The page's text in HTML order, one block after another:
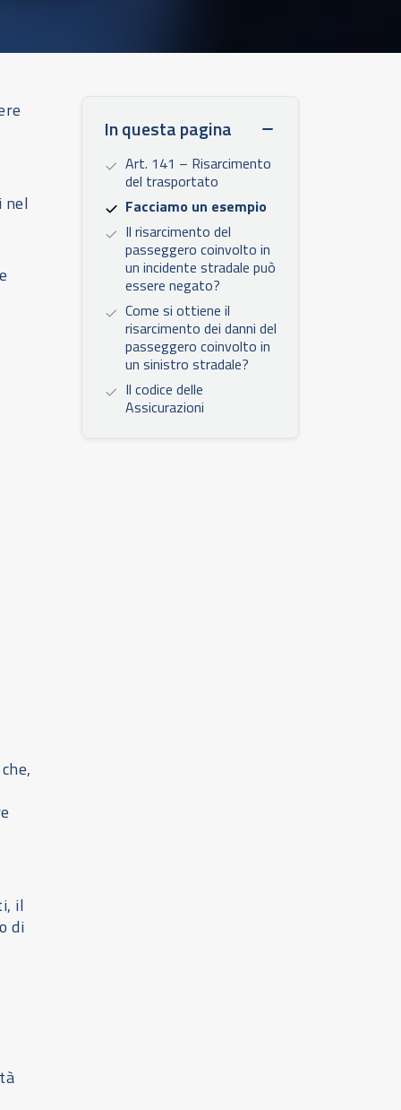
nel
il
di
In questa pagina
Art. 141 – Risarcimento
del trasportato
Facciamo un esempio
Il risarcimento del
passeggero coinvolto in
un incidente stradale può
essere negato?
Come si ottiene il
risarcimento dei danni del
passeggero coinvolto in
un sinistro stradale?
Il codice delle
Assicurazioni